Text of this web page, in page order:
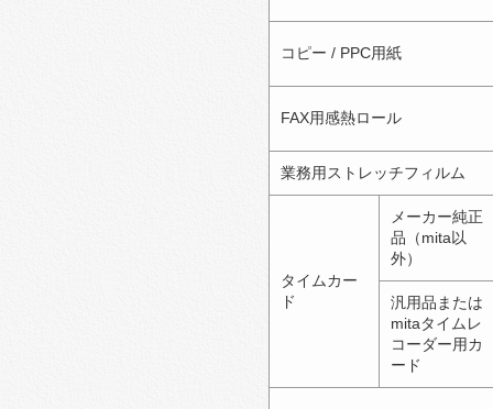
コピー / PPC用紙
FAX用感熱ロール
業務用ストレッチフィルム
タイムカー
ド
メーカー純正
品（mita以
外）
汎用品または
mitaタイムレ
コーダー用カ
ード